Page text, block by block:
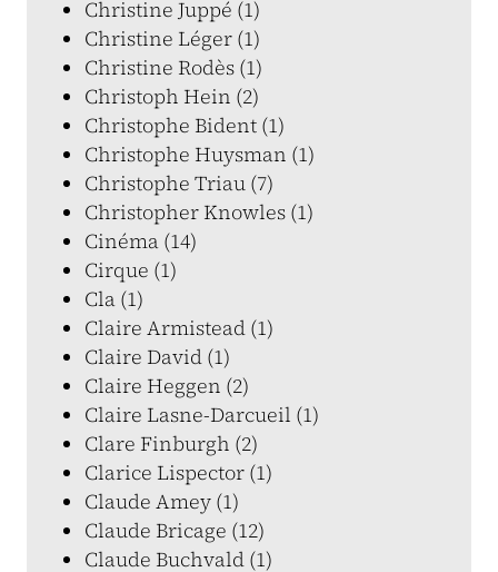
Christine Juppé (1)
Christine Léger (1)
Christine Rodès (1)
Christoph Hein (2)
Christophe Bident (1)
Christophe Huysman (1)
Christophe Triau (7)
Christopher Knowles (1)
Cinéma (14)
Cirque (1)
Cla (1)
Claire Armistead (1)
Claire David (1)
Claire Heggen (2)
Claire Lasne-Darcueil (1)
Clare Finburgh (2)
Clarice Lispector (1)
Claude Amey (1)
Claude Bricage (12)
Claude Buchvald (1)